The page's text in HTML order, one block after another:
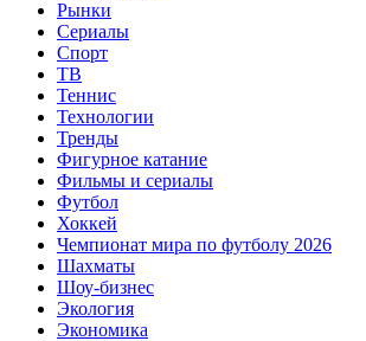
Рынки
Сериалы
Спорт
ТВ
Теннис
Технологии
Тренды
Фигурное катание
Фильмы и сериалы
Футбол
Хоккей
Чемпионат мира по футболу 2026
Шахматы
Шоу-бизнес
Экология
Экономика